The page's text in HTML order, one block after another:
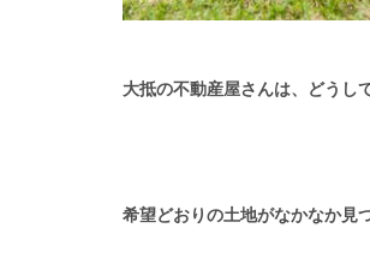
大抵の不動産屋さんは、どうし
希望どおりの土地がなかなか見